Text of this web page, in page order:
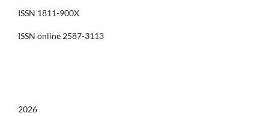
ISSN 1811-900X
ISSN online 2587-3113
2026